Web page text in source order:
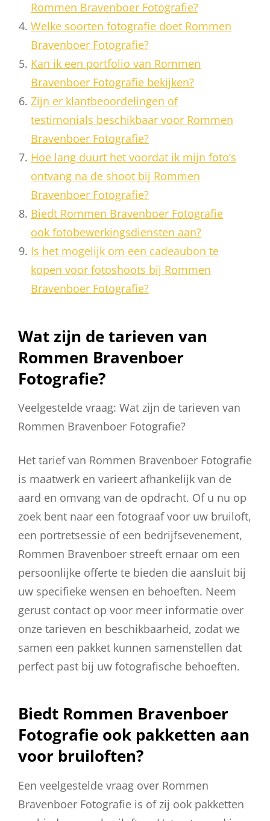
Rommen Bravenboer Fotografie?
Welke soorten fotografie doet Rommen
Bravenboer Fotografie?
Kan ik een portfolio van Rommen
Bravenboer Fotografie bekijken?
Zijn er klantbeoordelingen of
testimonials beschikbaar voor Rommen
Bravenboer Fotografie?
Hoe lang duurt het voordat ik mijn foto’s
ontvang na de shoot bij Rommen
Bravenboer Fotografie?
Biedt Rommen Bravenboer Fotografie
ook fotobewerkingsdiensten aan?
Is het mogelijk om een cadeaubon te
kopen voor fotoshoots bij Rommen
Bravenboer Fotografie?
Wat zijn de tarieven van
Rommen Bravenboer
Fotografie?
Veelgestelde vraag: Wat zijn de tarieven van
Rommen Bravenboer Fotografie?
Het tarief van Rommen Bravenboer Fotografie
is maatwerk en varieert afhankelijk van de
aard en omvang van de opdracht. Of u nu op
zoek bent naar een fotograaf voor uw bruiloft,
een portretsessie of een bedrijfsevenement,
Rommen Bravenboer streeft ernaar om een
persoonlijke offerte te bieden die aansluit bij
uw specifieke wensen en behoeften. Neem
gerust contact op voor meer informatie over
onze tarieven en beschikbaarheid, zodat we
samen een pakket kunnen samenstellen dat
perfect past bij uw fotografische behoeften.
Biedt Rommen Bravenboer
Fotografie ook pakketten aan
voor bruiloften?
Een veelgestelde vraag over Rommen
Bravenboer Fotografie is of zij ook pakketten